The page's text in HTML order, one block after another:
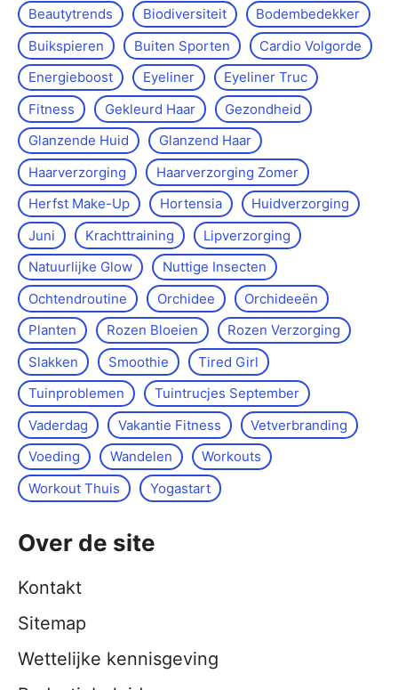
Beautytrends
Biodiversiteit
Bodembedekker
Buikspieren
Buiten Sporten
Cardio Volgorde
Energieboost
Eyeliner
Eyeliner Truc
Fitness
Gekleurd Haar
Gezondheid
Glanzende Huid
Glanzend Haar
Haarverzorging
Haarverzorging Zomer
Herfst Make-Up
Hortensia
Huidverzorging
Juni
Krachttraining
Lipverzorging
Natuurlijke Glow
Nuttige Insecten
Ochtendroutine
Orchidee
Orchideeën
Planten
Rozen Bloeien
Rozen Verzorging
Slakken
Smoothie
Tired Girl
Tuinproblemen
Tuintrucjes September
Vaderdag
Vakantie Fitness
Vetverbranding
Voeding
Wandelen
Workouts
Workout Thuis
Yoga­start
Over de site
Kontakt
Sitemap
Wettelijke kennisgeving